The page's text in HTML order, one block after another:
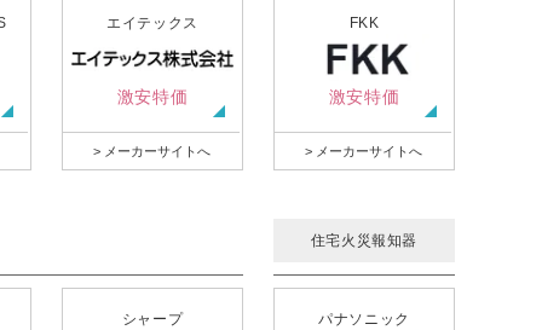
エイテックス
激安特価
> メーカーサイトへ
FKK
激安特価
> メーカーサイトへ
住宅火災報知器
シャープ パナソニック